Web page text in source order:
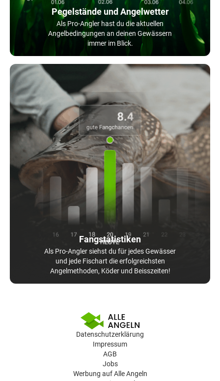
Pegelstände und Angelwetter
Als Pro-Angler hast du die aktuellen
Angelbedingungen an deinen Gewässern
immer im Blick.
Fangstatistiken
Als Pro-Angler siehst du für jedes Gewässer
und jede Fischart die erfolgreichsten
Angelmethoden, Köder und Beisszeiten!
Datenschutzerklärung
Impressum
AGB
Jobs
Werbung auf Alle Angeln